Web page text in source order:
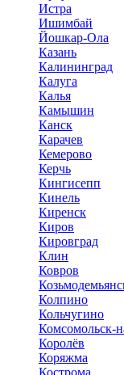
Истра
Ишимбай
Йошкар-Ола
Казань
Калининград
Калуга
Калья
Камышин
Канск
Карачев
Кемерово
Керчь
Кингисепп
Кинель
Киренск
Киров
Кировград
Клин
Ковров
Колпино
Кольчугино
Комсомольск-
Королёв
Коряжма
Кострома